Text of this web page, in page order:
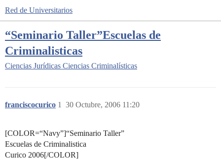
Red de Universitarios
“Seminario Taller”Escuelas de
Criminalisticas
Ciencias Jurídicas Ciencias Criminalísticas
franciscocurico 30 Octubre, 2006 11:20
1
[COLOR=“Navy”]“Seminario Taller”
Escuelas de Criminalistica
Curico 2006[/COLOR]